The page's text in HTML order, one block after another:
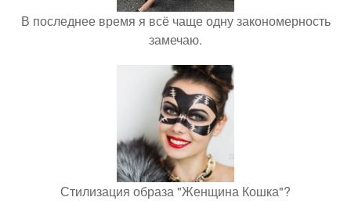
В последнее время я всё чаще одну закономерность
замечаю.
Стилизация образа "Женщина Кошка"?